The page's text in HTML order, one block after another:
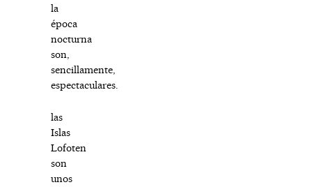
la
época
nocturna
son,
sencillamente,
espectaculares.
las
Islas
Lofoten
son
unos